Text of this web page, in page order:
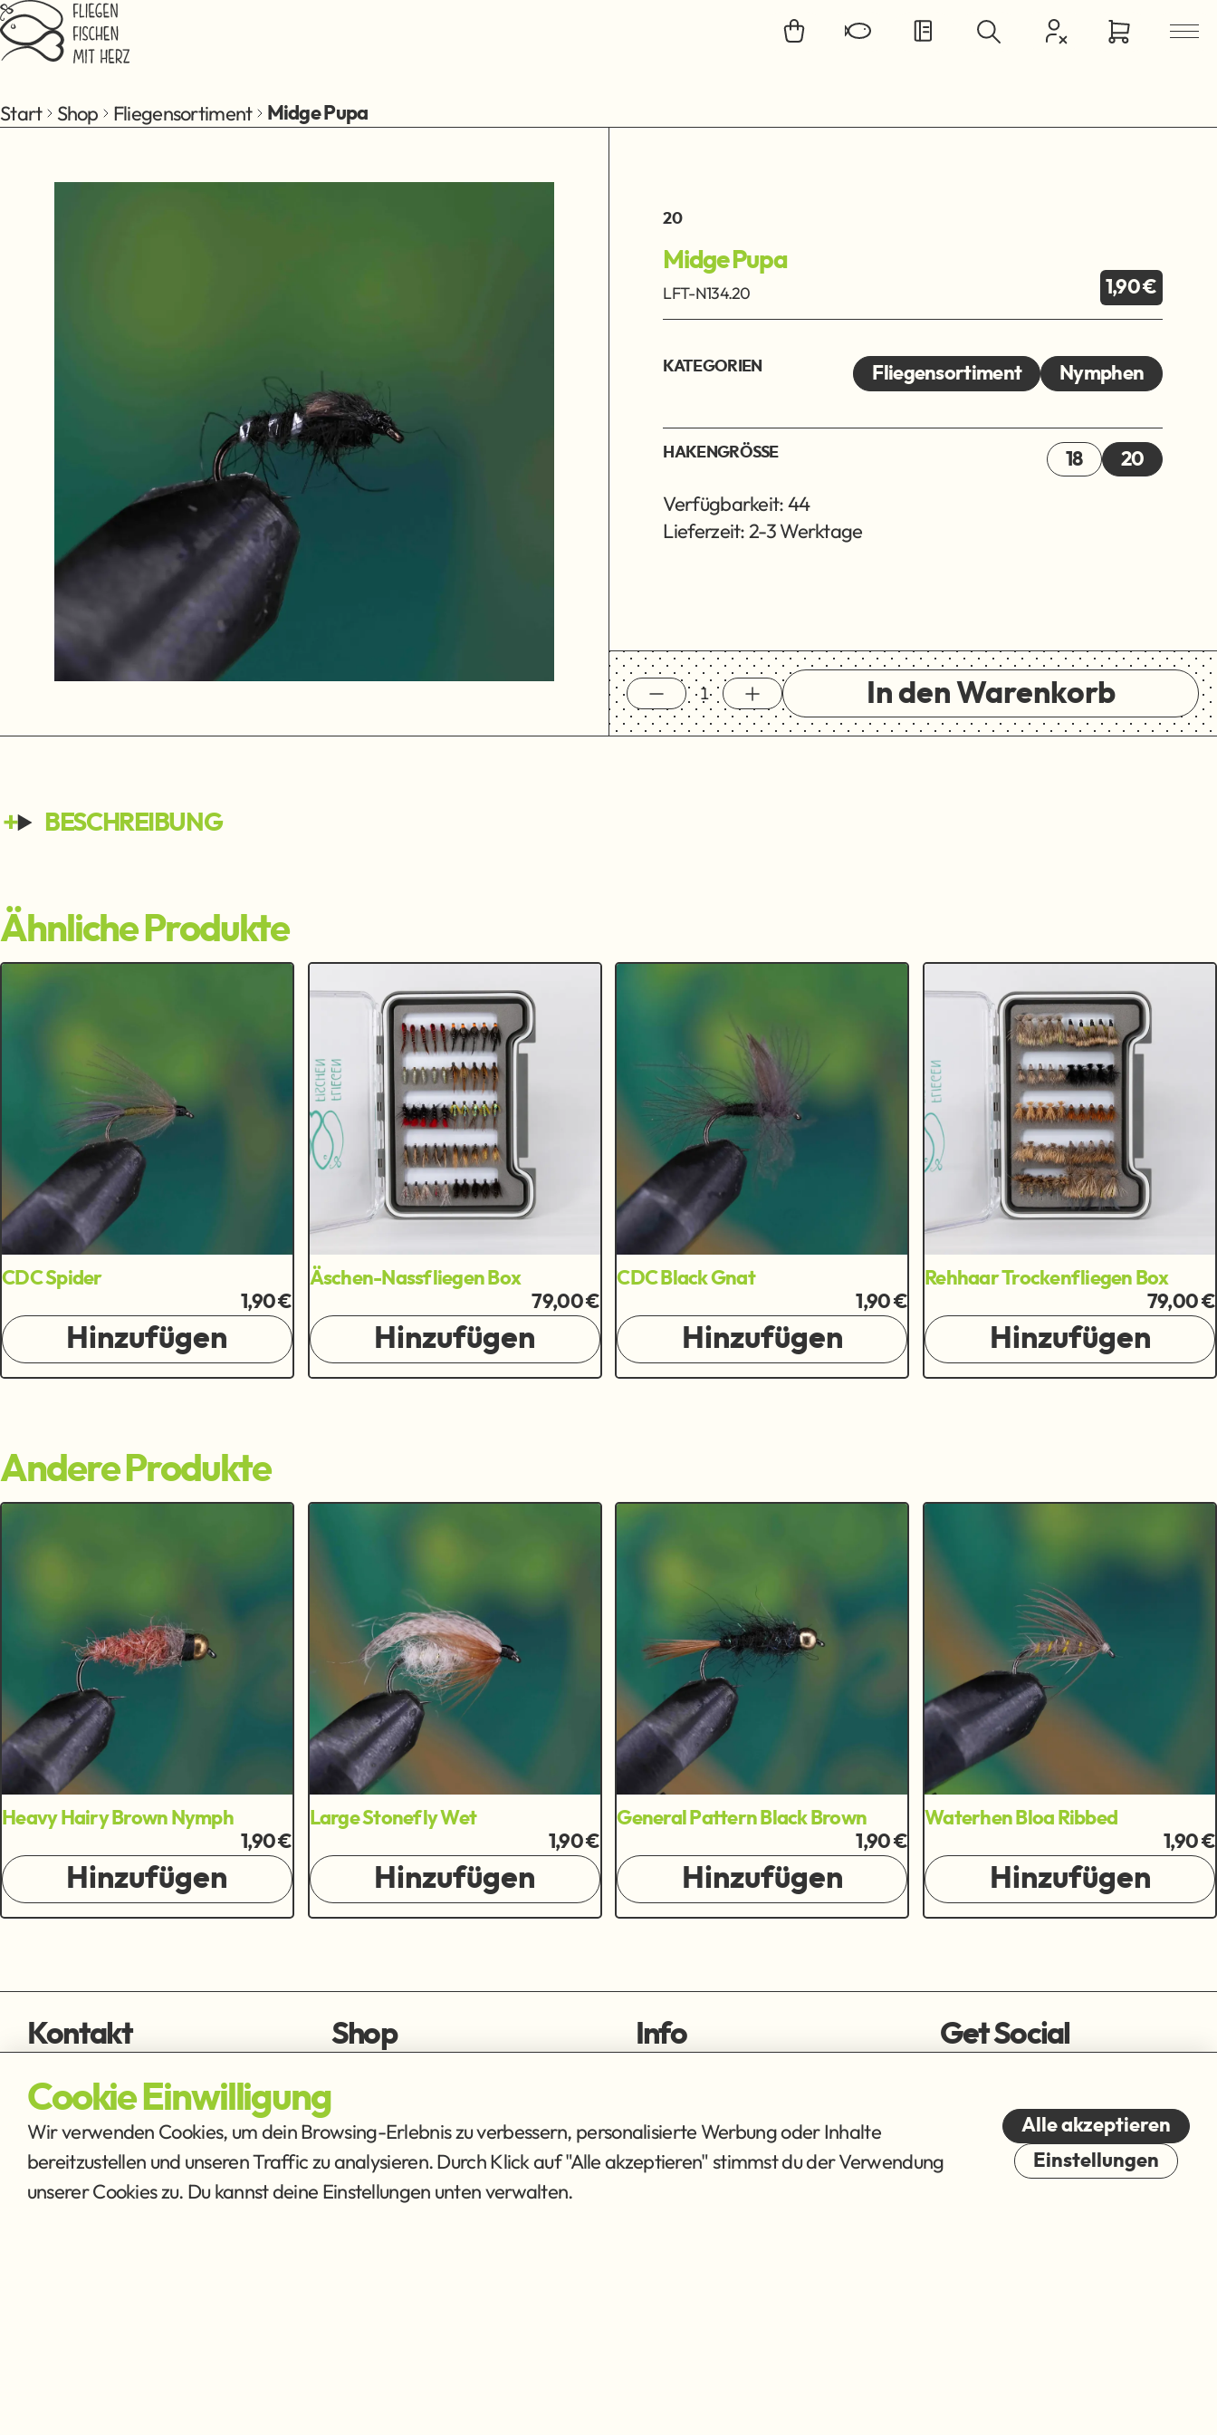
Zum Hauptinhalt springen
Start Shop Fliegensortiment Midge Pupa
20
Midge Pupa
LFT-N134.20 1,90 €
KATEGORIEN Fliegensortiment Nymphen
HAKENGRÖSSE 18 20
Verfügbarkeit: 44
Lieferzeit: 2-3 Werktage
In den Warenkorb
BESCHREIBUNG
Ähnliche Produkte
CDC Spider
1,90 €
Hinzufügen
Äschen-Nassfliegen Box
79,00 €
Hinzufügen
CDC Black Gnat
1,90 €
Hinzufügen
Rehhaar Trockenfliegen Box
79,00 €
Hinzufügen
Andere Produkte
Heavy Hairy Brown Nymph
1,90 €
Hinzufügen
Large Stonefly Wet
1,90 €
Hinzufügen
General Pattern Black Brown
1,90 €
Hinzufügen
Waterhen Bloa Ribbed
1,90 €
Hinzufügen
Kontakt
fischen@ffmh.at
Shop
Ausrüstung
Info
AGB
Get Social
Cookies
Cookie Einwilligung
Wir verwenden Cookies, um dein Browsing-Erlebnis zu verbessern, personalisierte Werbung oder Inhalte
bereitzustellen und unseren Traffic zu analysieren. Durch Klick auf "Alle akzeptieren" stimmst du der Verwendung
unserer Cookies zu. Du kannst deine Einstellungen unten verwalten.
Alle akzeptieren
Einstellungen